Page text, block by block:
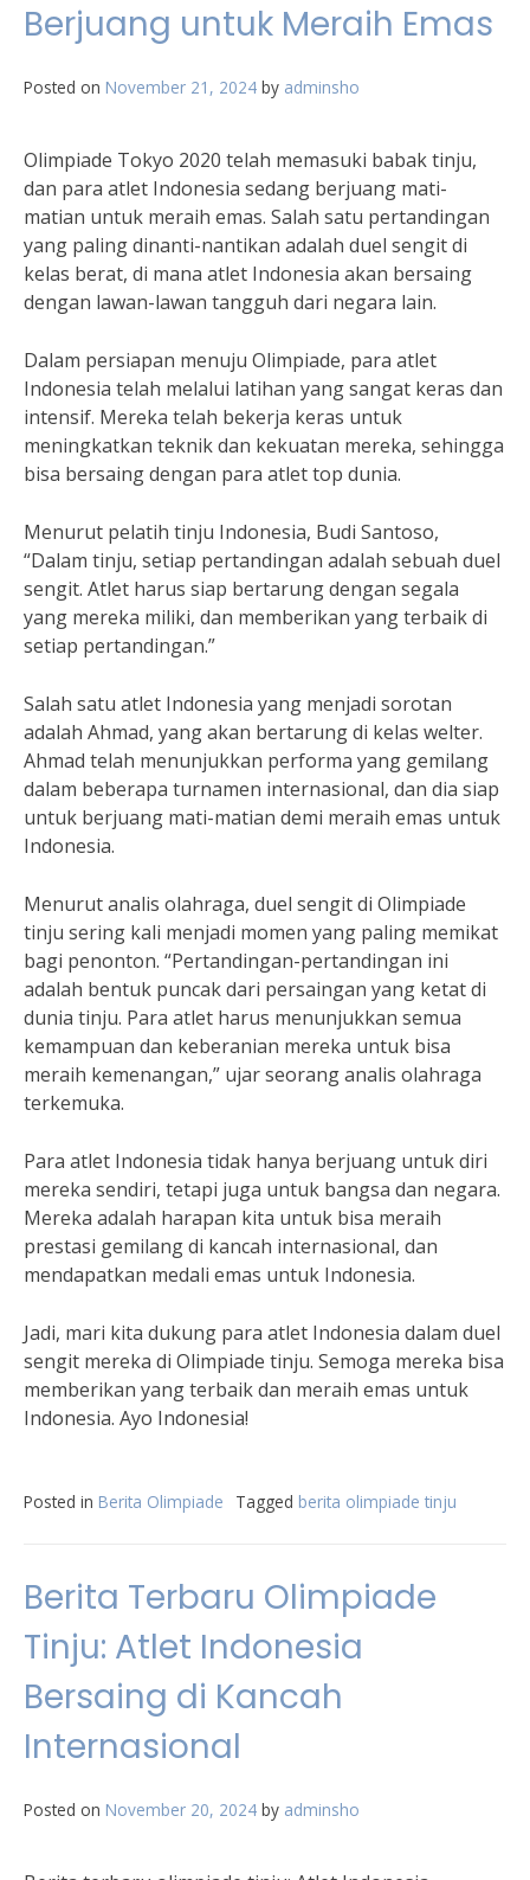
Berjuang untuk Meraih Emas
Posted on November 21, 2024 by adminsho
Olimpiade Tokyo 2020 telah memasuki babak tinju,
dan para atlet Indonesia sedang berjuang mati-
matian untuk meraih emas. Salah satu pertandingan
yang paling dinanti-nantikan adalah duel sengit di
kelas berat, di mana atlet Indonesia akan bersaing
dengan lawan-lawan tangguh dari negara lain.
Dalam persiapan menuju Olimpiade, para atlet
Indonesia telah melalui latihan yang sangat keras dan
intensif. Mereka telah bekerja keras untuk
meningkatkan teknik dan kekuatan mereka, sehingga
bisa bersaing dengan para atlet top dunia.
Menurut pelatih tinju Indonesia, Budi Santoso,
“Dalam tinju, setiap pertandingan adalah sebuah duel
sengit. Atlet harus siap bertarung dengan segala
yang mereka miliki, dan memberikan yang terbaik di
setiap pertandingan.”
Salah satu atlet Indonesia yang menjadi sorotan
adalah Ahmad, yang akan bertarung di kelas welter.
Ahmad telah menunjukkan performa yang gemilang
dalam beberapa turnamen internasional, dan dia siap
untuk berjuang mati-matian demi meraih emas untuk
Indonesia.
Menurut analis olahraga, duel sengit di Olimpiade
tinju sering kali menjadi momen yang paling memikat
bagi penonton. “Pertandingan-pertandingan ini
adalah bentuk puncak dari persaingan yang ketat di
dunia tinju. Para atlet harus menunjukkan semua
kemampuan dan keberanian mereka untuk bisa
meraih kemenangan,” ujar seorang analis olahraga
terkemuka.
Para atlet Indonesia tidak hanya berjuang untuk diri
mereka sendiri, tetapi juga untuk bangsa dan negara.
Mereka adalah harapan kita untuk bisa meraih
prestasi gemilang di kancah internasional, dan
mendapatkan medali emas untuk Indonesia.
Jadi, mari kita dukung para atlet Indonesia dalam duel
sengit mereka di Olimpiade tinju. Semoga mereka bisa
memberikan yang terbaik dan meraih emas untuk
Indonesia. Ayo Indonesia!
Posted in Berita Olimpiade Tagged berita olimpiade tinju
Berita Terbaru Olimpiade
Tinju: Atlet Indonesia
Bersaing di Kancah
Internasional
Posted on November 20, 2024 by adminsho